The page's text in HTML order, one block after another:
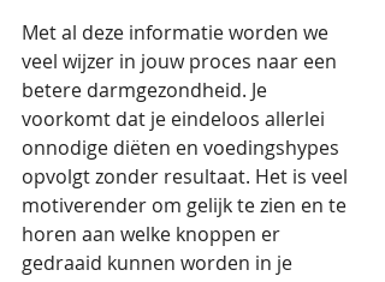
Met al deze informatie worden we
veel wijzer in jouw proces naar een
betere darmgezondheid. Je
voorkomt dat je eindeloos allerlei
onnodige diëten en voedingshypes
opvolgt zonder resultaat. Het is veel
motiverender om gelijk te zien en te
horen aan welke knoppen er
gedraaid kunnen worden in je